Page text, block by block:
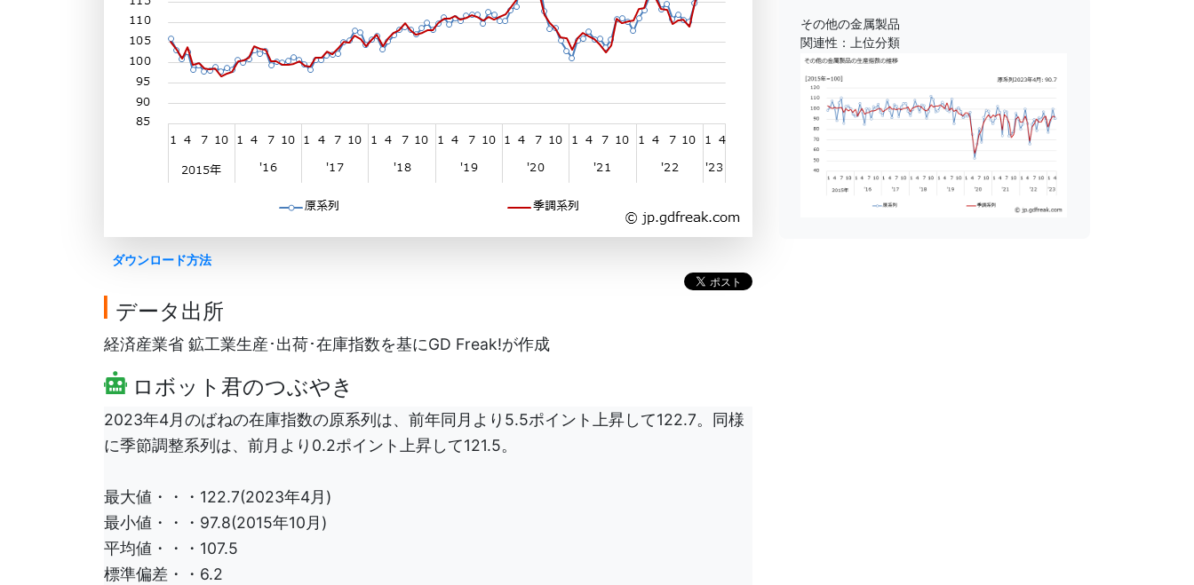
ダウンロード方法
データ出所
経済産業省 鉱工業生産･出荷･在庫指数を基にGD Freak!が作成
ロボット君のつぶやき
2023年4月のばねの在庫指数の原系列は、前年同月より5.5ポイント上昇して122.7。同様
に季節調整系列は、前月より0.2ポイント上昇して121.5。
最大値・・・122.7(2023年4月)
最小値・・・97.8(2015年10月)
平均値・・・107.5
標準偏差・・6.2
その他の金属製品
関連性：上位分類